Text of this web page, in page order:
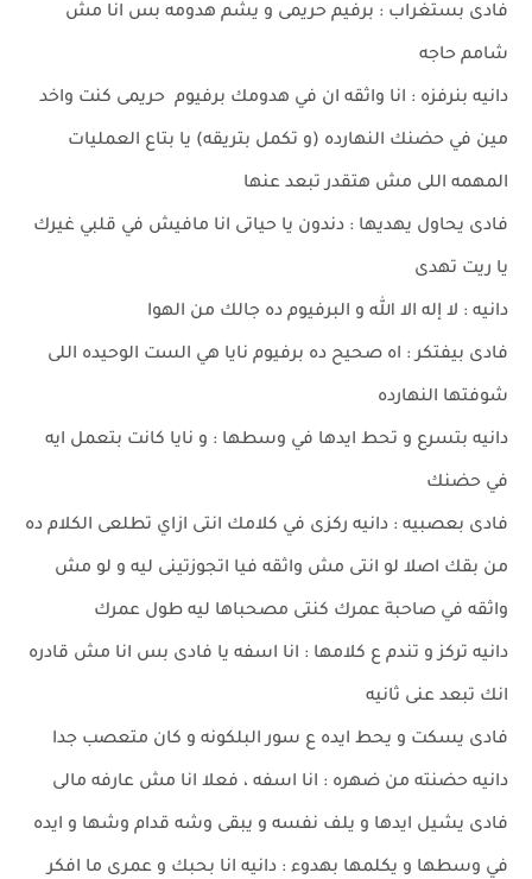
فادى بستغراب : برفيم حريمى و يشم هدومه بس انا مش
شامم حاجه
دانيه بنرفزه : انا واثقه ان في هدومك برفيوم حريمى كنت واخد
مين في حضنك النهارده (و تكمل بتريقه) يا بتاع العمليات
المهمه اللى مش هتقدر تبعد عنها
فادى يحاول يهديها : دندون يا حياتى انا مافيش في قلبي غيرك
يا ريت تهدى
دانيه : لا إله الا الله و البرفيوم ده جالك من الهوا
فادى بيفتكر : اه صحيح ده برفيوم نايا هي الست الوحيده اللى
شوفتها النهارده
دانيه بتسرع و تحط ايدها في وسطها : و نايا كانت بتعمل ايه
في حضنك
فادى بعصبيه : دانيه ركزى في كلامك انتى ازاي تطلعى الكلام ده
من بقك اصلا لو انتى مش واثقه فيا اتجوزتينى ليه و لو مش
واثقه في صاحبة عمرك كنتى مصحباها ليه طول عمرك
دانيه تركز و تندم ع كلامها : انا اسفه يا فادى بس انا مش قادره
انك تبعد عنى ثانيه
فادى يسكت و يحط ايده ع سور البلكونه و كان متعصب جدا
دانيه حضنته من ضهره : انا اسفه ، فعلا انا مش عارفه مالى
فادى يشيل ايدها و يلف نفسه و يبقى وشه قدام وشها و ايده
في وسطها و يكلمها بهدوء : دانيه انا بحبك و عمرى ما افكر